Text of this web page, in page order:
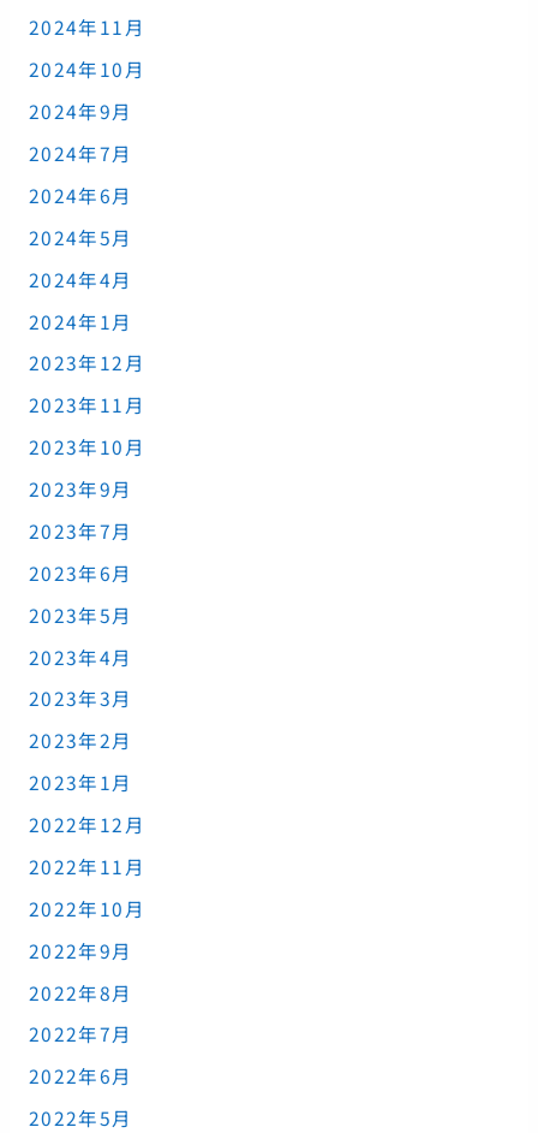
2024年11月
2024年10月
2024年9月
2024年7月
2024年6月
2024年5月
2024年4月
2024年1月
2023年12月
2023年11月
2023年10月
2023年9月
2023年7月
2023年6月
2023年5月
2023年4月
2023年3月
2023年2月
2023年1月
2022年12月
2022年11月
2022年10月
2022年9月
2022年8月
2022年7月
2022年6月
2022年5月